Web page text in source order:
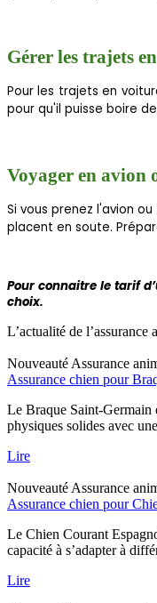
Gérer les trajets
Pour les trajets en
pour qu'il puisse boire
Voyager en avion
Si vous prenez l'avion
placent en soute.
Pour connaitre le tarif
choix.
L’actualité de l’assurance
Nouveauté Assurance
Assurance chien pour
Le Braque Saint-Germain
physiques solides avec
Lire
Nouveauté Assurance
Assurance chien pour
Le Chien Courant
capacité à s’adapter à
Lire